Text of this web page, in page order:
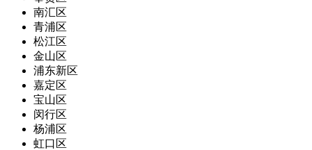
南汇区
青浦区
松江区
金山区
浦东新区
嘉定区
宝山区
闵行区
杨浦区
虹口区